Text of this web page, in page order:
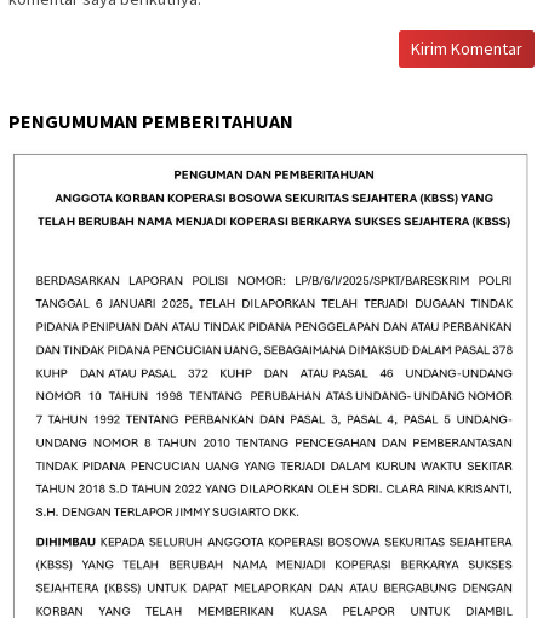
PENGUMUMAN PEMBERITAHUAN